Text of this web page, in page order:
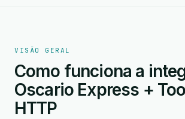
VISÃO GERAL
Como funciona a
Oscario Express +
HTTP